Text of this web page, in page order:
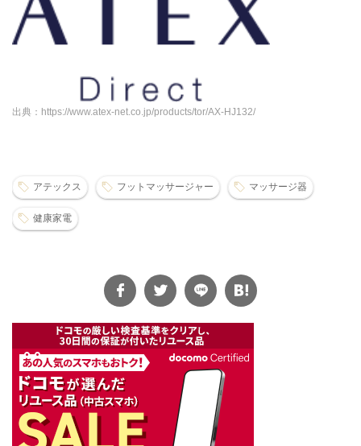
出典：https://www.atex-net.co.jp/products/tor/AX-HJ132/
アテックス フットマッサージャー マッサージ器
健康家電